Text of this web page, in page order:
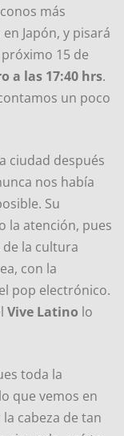
más
Japón, y pisará
15 de
a las 17:40 hrs.
un poco
ciudad después
nos había
Su
la atención, pues
la cultura
con la
pop electrónico.
Vive Latino lo
toda la
que vemos en
cabeza de tan